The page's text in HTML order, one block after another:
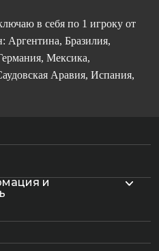
в себя по 1 игроку от
Аргентина, Бразилия,
Мексика,
Аравия, Испания,
и